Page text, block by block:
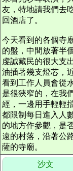
友，特地請我們去
回酒店了。
今天看到的各個寺
的盤，中間放著半
虔誠藏民的很大支
油插著幾支燈芯，
看到工作人員會從
是很狹窄的，在我
經，一邊用手輕輕
都限制每日進入人
的地方作參觀，是
遠的村落，沿著公
薩的寺廟。
沙文